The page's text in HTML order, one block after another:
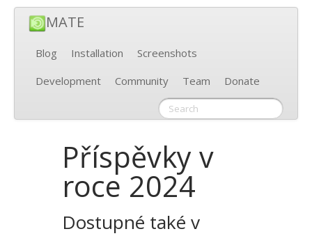
MATE
Blog Installation
Screenshots
Development
Community Team Donate
Příspěvky v
roce 2024
Dostupné také v